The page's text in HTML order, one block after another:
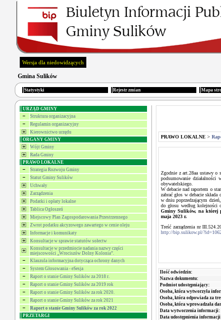
Wersja dla niedowidzących
Gmina Sulików
Statystyki Rejestr zmian Mapa
URZĄD GMINY
Struktura organizacyjna
Regulamin organizacyjny
Kierownictwo urzędu
ORGANY GMINY
Wójt Gminy
Rada Gminy
PRAWO LOKALNE
Strategia Rozwoju Gminy
Statut Gminy Sulików
Uchwały
Zarządzenia
Podatki i opłaty lokalne
Tablica Ogłoszeń
Miejscowy Plan Zagospodarowania Przestrzennego
Zwrot podatku akcyzowego zawartego w cenie oleju
Informacje i komunikaty
Konsultacje w sprawie statutów sołectw
Konsultacje w przedmiocie nadania nazwy części
miejscowości „Wrociszów Dolny Kolonia”.
Klauzula informacyjna dotycząca ochrony danych
System Głosowania - eSesja
Raport o stanie Gminy Sulików za 2018 r.
Raport o stanie Gminy Sulików za 2019 rok
Raport o stanie Gminy Sulików za rok 2020.
Raport o stanie Gminy Sulików za rok 2021
Raport o stanie Gminy Sulików za rok 2022
PRZETARGI
PRAWO LOKALNE >
Zgodnie z art.28aa ustawy o
podsumowanie
obywatelskiego.
W debacie nad raportem o
zabrać głos w debacie
w dniu poprzedzającym
do głosu według kolejności
Gminy Sulików, na której
maja 2023 r.
Treść zarządzenia nr
http://bip.sulikow.pl/
Ilość odwiedzin:
Nazwa dokumentu:
Podmiot udostępniający:
Osoba, która wytworzyła
Osoba, która odpowiada za
Osoba, która wprowadzała
Data wytworzenia informacji:
Data udostępnienia